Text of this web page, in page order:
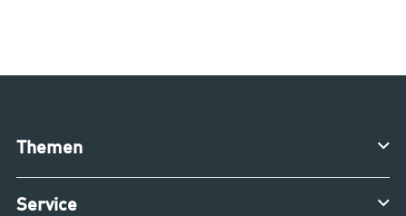
Themen
Service